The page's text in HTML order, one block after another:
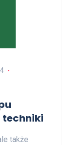
techniki
także